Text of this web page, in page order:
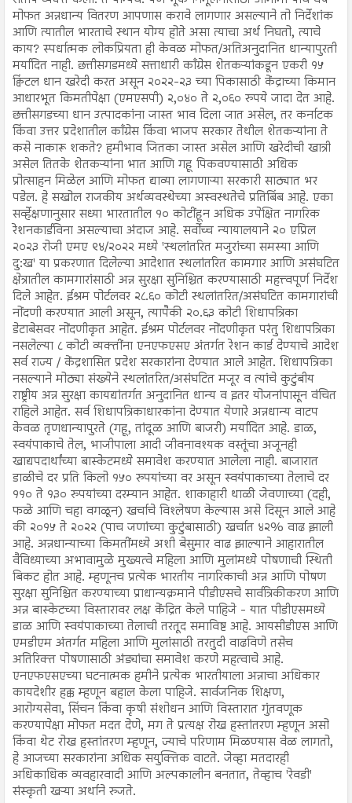
मोफत अन्नधान्य वितरण आपणास करावे लागणार असल्याने तो निर्देशांक
आणि त्यातील भारताचे स्थान योग्य होते असा त्याचा अर्थ निघतो, त्याचे
काय? स्पर्धात्मक लोकप्रियता ही केवळ मोफत/अतिअनुदानित धान्यापुरती
मर्यादित नाही. छत्तीसगडमध्ये सत्ताधारी काँग्रेस शेतकऱ्यांकडून एकरी १५
क्विंटल धान खरेदी करत असून २०२२-२३ च्या पिकासाठी केंद्राच्या किमान
आधारभूत किमतीपेक्षा (एमएसपी) २,०४० ते २,०६० रुपये जादा देत आहे.
छत्तीसगडच्या धान उत्पादकांना जास्त भाव दिला जात असेल, तर कर्नाटक
किंवा उत्तर प्रदेशातील काँग्रेस किंवा भाजप सरकार तेथील शेतकऱ्यांना ते
कसे नाकारू शकते? हमीभाव जितका जास्त असेल आणि खरेदीची खात्री
असेल तितके शेतकऱ्यांना भात आणि गहू पिकवण्यासाठी अधिक
प्रोत्साहन मिळेल आणि मोफत द्याव्या लागणाऱ्या सरकारी साठ्यात भर
पडेल. हे सखोल राजकीय अर्थव्यवस्थेच्या अस्वस्थतेचे प्रतिबिंब आहे. एका
सर्व्हेक्षणानुसार सध्या भारतातील १० कोटींहून अधिक उपेक्षित नागरिक
रेशनकार्डविना असल्याचा अंदाज आहे. सर्वोच्च न्यायालयाने २० एप्रिल
२०२३ रोजी एमए ९४/२०२२ मध्ये 'स्थलांतरित मजुरांच्या समस्या आणि
दु:ख' या प्रकरणात दिलेल्या आदेशात स्थलांतरित कामगार आणि असंघटित
क्षेत्रातील कामगारांसाठी अन्न सुरक्षा सुनिश्चित करण्यासाठी महत्त्वपूर्ण निर्देश
दिले आहेत. ईश्रम पोर्टलवर २८.६० कोटी स्थलांतरित/असंघटित कामगारांची
नोंदणी करण्यात आली असून, त्यापैकी २०.६३ कोटी शिधापत्रिका
डेटाबेसवर नोंदणीकृत आहेत. ईश्रम पोर्टलवर नोंदणीकृत परंतु शिधापत्रिका
नसलेल्या ८ कोटी व्यक्तींना एनएफएसए अंतर्गत रेशन कार्ड देण्याचे आदेश
सर्व राज्य / केंद्रशासित प्रदेश सरकारांना देण्यात आले आहेत. शिधापत्रिका
नसल्याने मोठ्या संख्येने स्थलांतरित/असंघटित मजूर व त्यांचे कुटुंबीय
राष्ट्रीय अन्न सुरक्षा कायद्यांतर्गत अनुदानित धान्य व इतर योजनांपासून वंचित
राहिले आहेत. सर्व शिधापत्रिकाधारकांना देण्यात येणारे अन्नधान्य वाटप
केवळ तृणधान्यापुरते (गहू, तांदूळ आणि बाजरी) मर्यादित आहे. डाळ,
स्वयंपाकाचे तेल, भाजीपाला आदी जीवनावश्यक वस्तूंचा अजूनही
खाद्यपदार्थांच्या बास्केटमध्ये समावेश करण्यात आलेला नाही. बाजारात
डाळीचे दर प्रति किलो १५० रुपयांच्या वर असून स्वयंपाकाच्या तेलाचे दर
११० ते १३० रुपयांच्या दरम्यान आहेत. शाकाहारी थाळी जेवणाच्या (दही,
फळे आणि चहा वगळून) खर्चाचे विश्लेषण केल्यास असे दिसून आले आहे
की २०१५ ते २०२२ (पाच जणांच्या कुटुंबासाठी) खर्चात ४२% वाढ झाली
आहे. अन्नधान्याच्या किमतींमध्ये अशी बेसुमार वाढ झाल्याने आहारातील
वैविध्याच्या अभावामुळे मुख्यत्वे महिला आणि मुलांमध्ये पोषणाची स्थिती
बिकट होत आहे. म्हणूनच प्रत्येक भारतीय नागरिकाची अन्न आणि पोषण
सुरक्षा सुनिश्चित करण्याच्या प्राधान्यक्रमाने पीडीएसचे सार्वत्रिकीकरण आणि
अन्न बास्केटच्या विस्तारावर लक्ष केंद्रित केले पाहिजे - यात पीडीएसमध्ये
डाळ आणि स्वयंपाकाच्या तेलाची तरतूद समाविष्ट आहे. आयसीडीएस आणि
एमडीएम अंतर्गत महिला आणि मुलांसाठी तरतुदी वाढविणे तसेच
अतिरिक्त पोषणासाठी अंड्यांचा समावेश करणे महत्वाचे आहे.
एनएफएसएच्या घटनात्मक हमीने प्रत्येक भारतीयाला अन्नाचा अधिकार
कायदेशीर हक्क म्हणून बहाल केला पाहिजे. सार्वजनिक शिक्षण,
आरोग्यसेवा, सिंचन किंवा कृषी संशोधन आणि विस्तारात गुंतवणूक
करण्यापेक्षा मोफत मदत देणे, मग ते प्रत्यक्ष रोख हस्तांतरण म्हणून असो
किंवा थेट रोख हस्तांतरण म्हणून, ज्याचे परिणाम मिळण्यास वेळ लागतो,
हे आजच्या सरकारांना अधिक सयुक्तिक वाटते. जेव्हा मतदारही
अधिकाधिक व्यवहारवादी आणि अल्पकालीन बनतात, तेव्हाच 'रेवडी'
संस्कृती खऱ्या अर्थाने रुजते.